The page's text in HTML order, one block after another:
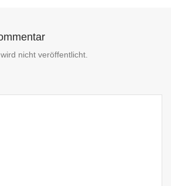
nicht veröffentlicht.